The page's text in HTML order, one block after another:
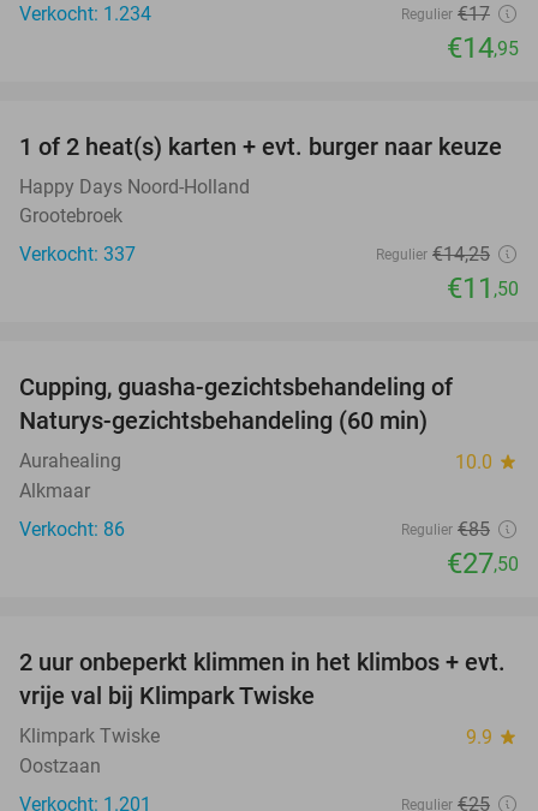
Verkocht: 1.234
Regulier €17
€14,95
19%
1 of 2 heat(s) karten + evt. burger naar keuze
Happy Days Noord-Holland
Grootebroek
Verkocht: 337
Regulier €14,25
€11 ,50
Cupping, guasha-gezichtsbehandeling of
Naturys-gezichtsbehandeling (60 min)
Aurahealing 10.0 star
Alkmaar
Verkocht: 86
Regulier €85
€27,50
23%
2 uur onbeperkt klimmen in het klimbos + evt.
vrije val bij Klimpark Twiske
Klimpark Twiske 9.9 star
Oostzaan
Verkocht: 1.201
Regulier €25